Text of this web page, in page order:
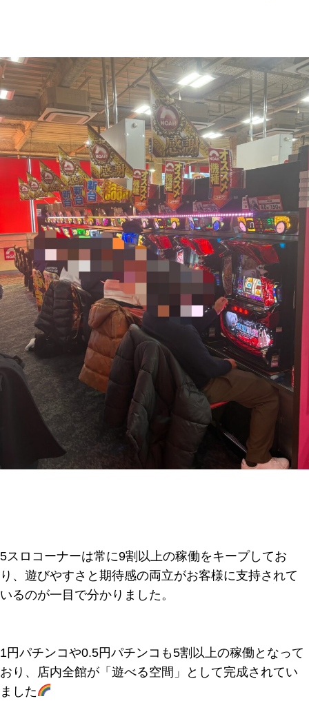
5スロコーナーは常に9割以上の稼働をキープしてお
り、遊びやすさと期待感の両立がお客様に支持されて
いるのが一目で分かりました。
1円パチンコや0.5円パチンコも5割以上の稼働となって
おり、店内全館が「遊べる空間」として完成されてい
ました